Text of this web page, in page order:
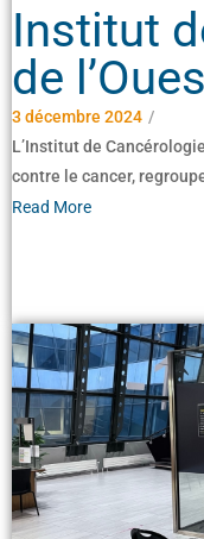
Institut
de
3 décembre 2024 /
L’Institut de
contre le cancer,
Read More